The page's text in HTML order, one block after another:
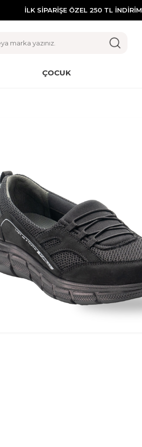
İLK SİPARİŞE ÖZEL 250 TL İNDİRİM
ÇOCUK